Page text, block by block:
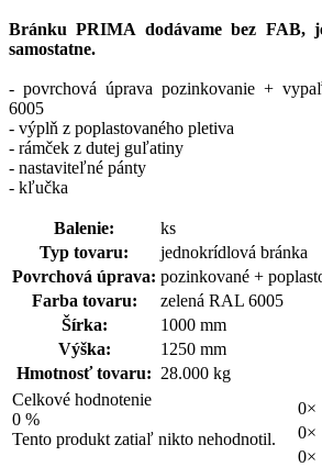
Bránku PRIMA dodávame bez FAB,
samostatne.
- povrchová úprava pozinkovanie +
6005
- výplň z poplastovaného pletiva
- rámček z dutej guľatiny
- nastaviteľné pánty
- kľučka
Balenie:
ks
Typ tovaru:
jednokrídlová bránka
Povrchová úprava: pozinkované +
Farba tovaru:
zelená RAL 6005
Šírka:
1000 mm
Výška:
1250 mm
Hmotnosť tovaru: 28.000 kg
Celkové hodnotenie
0 %
Tento produkt zatiaľ nikto nehodnotil.
0×
0×
0×